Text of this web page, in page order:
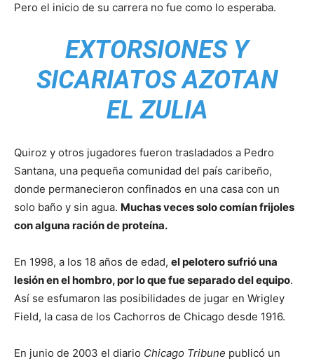
Pero el inicio de su carrera no fue como lo esperaba.
EXTORSIONES Y
SICARIATOS AZOTAN
EL ZULIA
Quiroz y otros jugadores fueron trasladados a Pedro
Santana, una pequeña comunidad del país caribeño,
donde permanecieron confinados en una casa con un
solo baño y sin agua. Muchas veces solo comían frijoles
con alguna ración de proteína.
En 1998, a los 18 años de edad, el pelotero sufrió una
lesión en el hombro, por lo que fue separado del equipo.
Así se esfumaron las posibilidades de jugar en Wrigley
Field, la casa de los Cachorros de Chicago desde 1916.
En junio de 2003 el diario Chicago Tribune publicó un